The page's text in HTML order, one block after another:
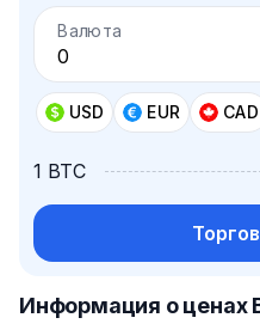
Валюта
USD EUR CAD
1 BTC
Информация о ценах